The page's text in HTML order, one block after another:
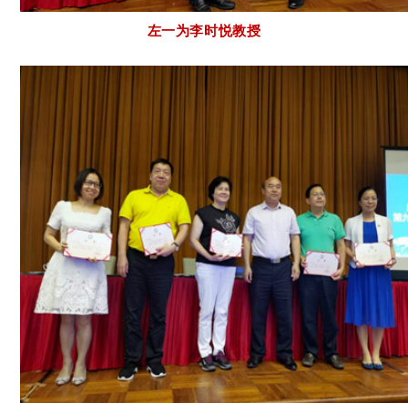
左一为李时悦教授